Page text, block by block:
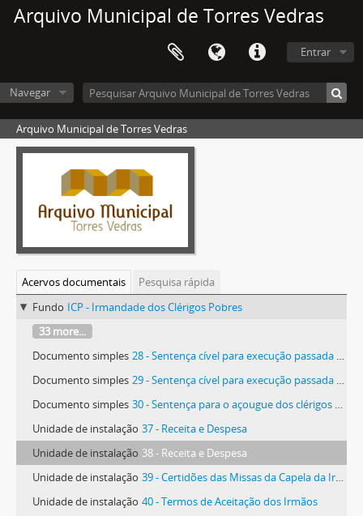
Arquivo Municipal de Torres Vedras
Entrar
Navegar
Arquivo Municipal de Torres Vedras
Acervos documentais
Pesquisa rápida
Fundo ICP - Irmandade dos Clérigos Pobres
33 more...
Documento simples 28 - Sentença cível para execução passada a favor do provedor e mais irmãos da Irmandade contra Francisco Joaquim e sua mulher Angélica Teresa, do Casalinho da Serra de São João
Documento simples 29 - Sentença cível para execução passada a requerimento dos reverendos provedor e mais irmãos contra Ana Cândida, viúva de José Ferreira Teles e seus filhos, do Maxial
Documento simples 30 - Sentença para o açougue dos clérigos ser livre do real de água e para poderem ter marchante desobrigado da obediência da Câmara
Unidade de instalação 37 - Receita e Despesa
Unidade de instalação 38 - Receita e Despesa
Unidade de instalação 39 - Certidões das Missas da Capela da Irmandade; Ordenado do Andador, do Tesoureiro e do Procurador
Unidade de instalação 40 - Termos de Aceitação dos Irmãos